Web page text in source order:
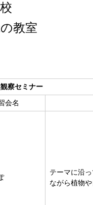
教室
察セミナー
会名
テーマに沿
ながら植物